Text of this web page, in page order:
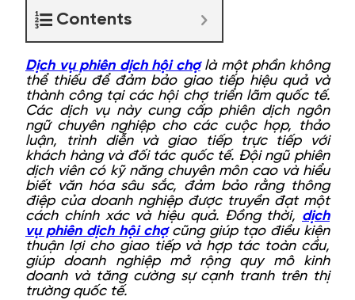
Contents
Dịch vụ phiên dịch hội chợ là một phần không
thể thiếu để đảm bảo giao tiếp hiệu quả và
thành công tại các hội chợ triển lãm quốc tế.
Các dịch vụ này cung cấp phiên dịch ngôn
ngữ chuyên nghiệp cho các cuộc họp, thảo
luận, trình diễn và giao tiếp trực tiếp với
khách hàng và đối tác quốc tế. Đội ngũ phiên
dịch viên có kỹ năng chuyên môn cao và hiểu
biết văn hóa sâu sắc, đảm bảo rằng thông
điệp của doanh nghiệp được truyền đạt một
cách chính xác và hiệu quả. Đồng thời, dịch
vụ phiên dịch hội chợcũng giúp tạo điều kiện
thuận lợi cho giao tiếp và hợp tác toàn cầu,
giúp doanh nghiệp mở rộng quy mô kinh
doanh và tăng cường sự cạnh tranh trên thị
trường quốc tế.